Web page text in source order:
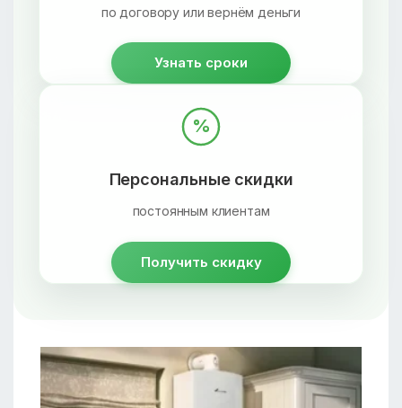
по договору или вернём деньги
Узнать сроки
%
Персональные скидки
постоянным клиентам
Получить скидку